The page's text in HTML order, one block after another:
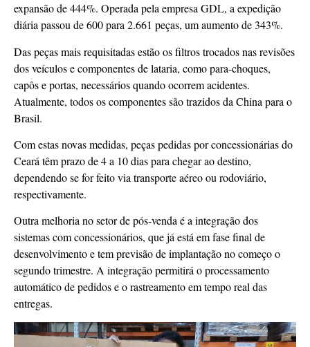
expansão de 444%. Operada pela empresa GDL, a expedição
diária passou de 600 para 2.661 peças, um aumento de 343%.
Das peças mais requisitadas estão os filtros trocados nas revisões
dos veículos e componentes de lataria, como para-choques,
capôs e portas, necessários quando ocorrem acidentes.
Atualmente, todos os componentes são trazidos da China para o
Brasil.
Com estas novas medidas, peças pedidas por concessionárias do
Ceará têm prazo de 4 a 10 dias para chegar ao destino,
dependendo se for feito via transporte aéreo ou rodoviário,
respectivamente.
Outra melhoria no setor de pós-venda é a integração dos
sistemas com concessionários, que já está em fase final de
desenvolvimento e tem previsão de implantação no começo o
segundo trimestre. A integração permitirá o processamento
automático de pedidos e o rastreamento em tempo real das
entregas.